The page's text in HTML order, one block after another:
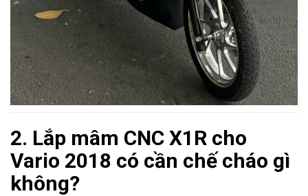
2. Lắp mâm CNC X1R cho
Vario 2018 có cần chế cháo gì
không?